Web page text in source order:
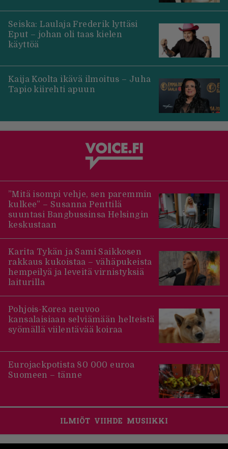
Seiska: Laulaja Frederik lyttäsi
Eput – johan oli taas kielen
käyttöä
Kaija Koolta ikävä ilmoitus – Juha
Tapio kiirehti apuun
”Mitä isompi vehje, sen paremmin
kulkee” – Susanna Penttilä
suuntasi Bangbussinsa Helsingin
keskustaan
Karita Tykän ja Sami Saikkosen
rakkaus kukoistaa – vähäpukeista
hempeilyä ja leveitä virnistyksiä
laiturilla
Pohjois-Korea neuvoo
kansalaisiaan selviämään helteistä
syömällä viilentävää koiraa
Eurojackpotista 80 000 euroa
Suomeen – tänne
ILMIÖT VIIHDE MUSIIKKI